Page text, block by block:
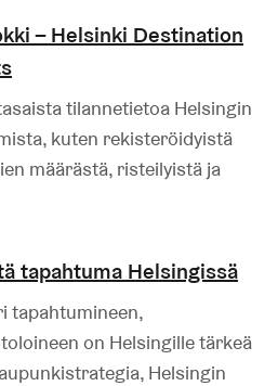
– Helsinki Destination
tilannetietoa Helsingin
kuten rekisteröidyistä
määrästä, risteilyistä ja
tapahtuma Helsingissä
tapahtumineen,
on Helsingille tärkeä
Helsingin